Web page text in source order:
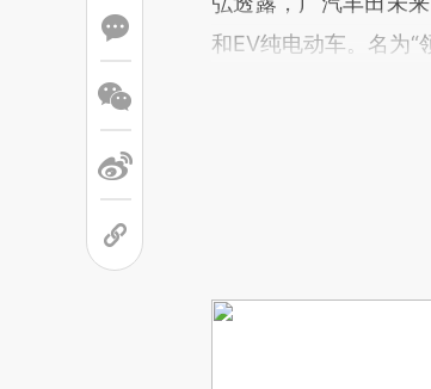
和EV纯电动车。名为“